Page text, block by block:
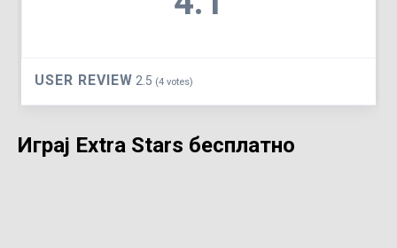
USER REVIEW 2.5 (4 votes)
Играј Extra Stars бесплатно